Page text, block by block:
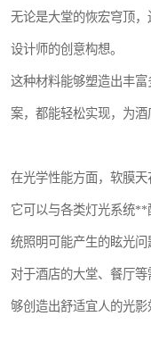
无论是大堂的恢宏穹顶
设计师的创意构想。
这种材料能够塑造出丰
案，都能轻松实现，为酒
在光学性能方面，软膜天
它可以与各类灯光系统
统照明可能产生的眩光问
对于酒店的大堂、餐厅
够创造出舒适宜人的光影